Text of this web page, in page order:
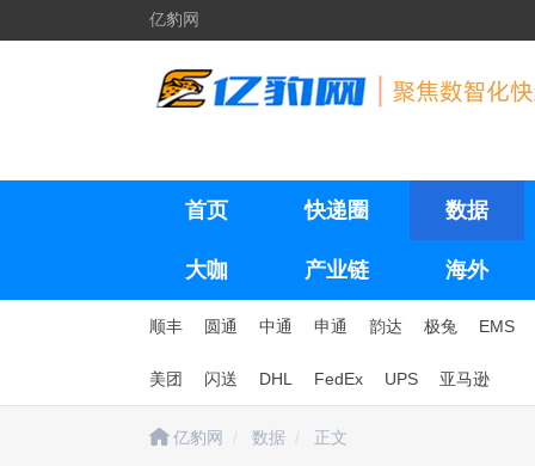
亿豹网
首页 快递圈 数据
大咖 产业链 海外
顺丰 圆通 中通 申通 韵达 极兔 EMS
美团 闪送 DHL FedEx UPS 亚马逊
亿豹网 数据 正文